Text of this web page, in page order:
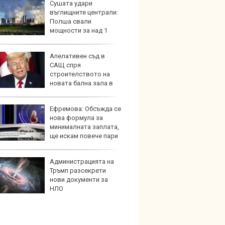
Сушата удари
въглищните централи:
Полша свали
мощности за над 1
Апелативен съд в
САЩ спря
строителството на
новата бална зала в
Ефремова: Обсъжда се
нова формула за
минималната заплата,
ще искам повече пари
Администрацията на
Тръмп разсекрети
нови документи за
НЛО